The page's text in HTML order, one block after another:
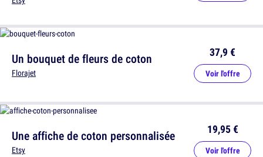
Une affiche de coton personnalisée
Etsy
19,95 €
Voir l'offre
Un bouquet de fleurs de coton
Florajet
37,9 €
Voir l'offre